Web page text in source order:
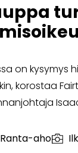
on kysymys
korostaa
aho